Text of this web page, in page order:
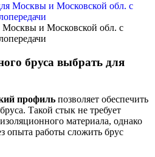
и Московской обл. с
бруса выбрать для
профиль позволяет обеспечить
Такой стык не требует
материала, однако
опыта работы сложить брус